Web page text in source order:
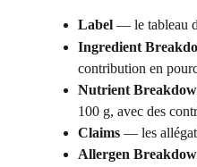
Label — le tableau
Ingredient
contribution en
Nutrient
100 g, avec des
Claims — les
Allergen